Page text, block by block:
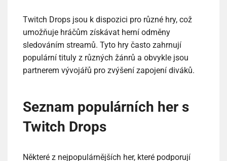
Twitch Drops jsou k dispozici pro různé hry, což
umožňuje hráčům získávat herní odměny
sledováním streamů. Tyto hry často zahrnují
populární tituly z různých žánrů a obvykle jsou
partnerem vývojářů pro zvýšení zapojení diváků.
Seznam populárních her s
Twitch Drops
Některé z nejpopulárnějších her, které podporují